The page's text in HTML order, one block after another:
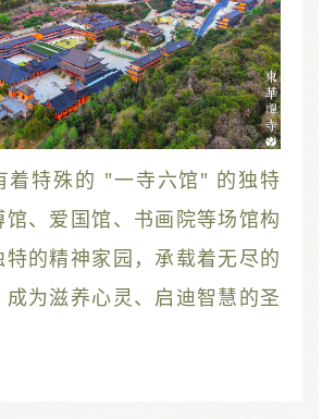
着特殊的 "一寺六馆" 的独特
、爱国馆、书画院等场馆构
特的精神家园，承载着无尽的
成为滋养心灵、启迪智慧的圣